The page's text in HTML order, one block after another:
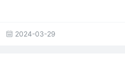
2024-03-29